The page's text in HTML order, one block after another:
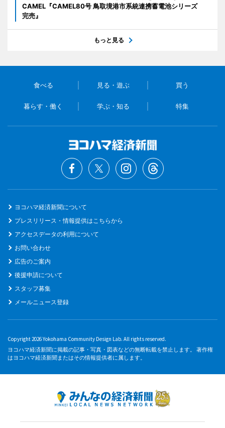
CAMEL『CAMEL80号 鳥取境港市系統連携蓄電池シリーズ
完売』
もっと見る
食べる 見る・遊ぶ 買う
暮らす・働く 学ぶ・知る 特集
ヨコハマ経済新聞について
プレスリリース・情報提供はこちらから
アクセスデータの利用について
お問い合わせ
広告のご案内
後援申請について
スタッフ募集
メールニュース登録
Copyright 2026 Yokohama Community Design Lab. All rights reserved.
ヨコハマ経済新聞に掲載の記事・写真・図表などの無断転載を禁止します。 著作権
はヨコハマ経済新聞またはその情報提供者に属します。